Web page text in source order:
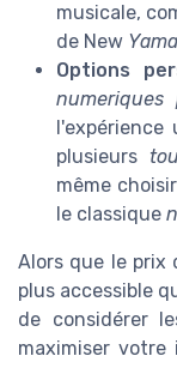
musicale,
de New
Options
numeriques
plusieurs
même
le classique
Alors que le prix
plus accessible
de considérer
maximiser votre